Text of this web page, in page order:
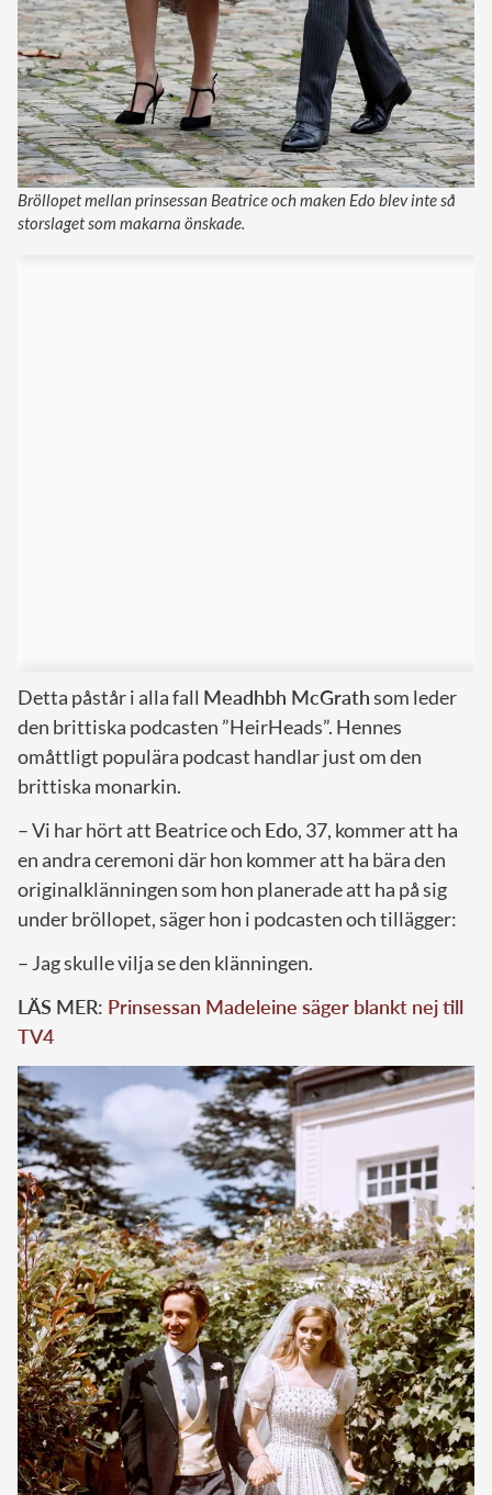
Bröllopet mellan prinsessan Beatrice och maken Edo blev inte så
storslaget som makarna önskade.
Detta påstår i alla fall Meadhbh McGrathsom leder
den brittiska podcasten ”HeirHeads”. Hennes
omåttligt populära podcast handlar just om den
brittiska monarkin.
– Vi har hört att Beatrice och Edo, 37, kommer att ha
en andra ceremoni där hon kommer att ha bära den
originalklänningen som hon planerade att ha på sig
under bröllopet, säger hon i podcasten och tillägger:
– Jag skulle vilja se den klänningen.
LÄS MER: Prinsessan Madeleine säger blankt nej till
TV4